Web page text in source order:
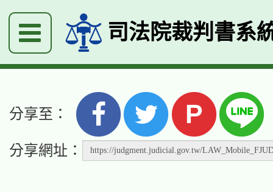
司法院裁判書系
分享至： P
分享網址：